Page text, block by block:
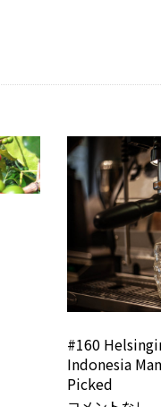
#160
Indonesia
Picked